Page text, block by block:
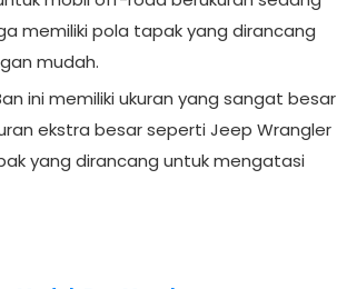
memiliki pola tapak yang dirancang
mudah.
ini memiliki ukuran yang sangat besar
ekstra besar seperti Jeep Wrangler
yang dirancang untuk mengatasi